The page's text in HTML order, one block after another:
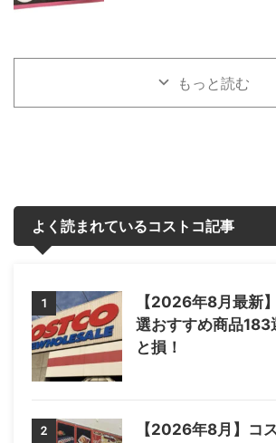
もっと読む
よく読まれているコストコ記事
1
【2026年8月最新
選おすすめ商品183
と損！
2
【2026年8月】コ